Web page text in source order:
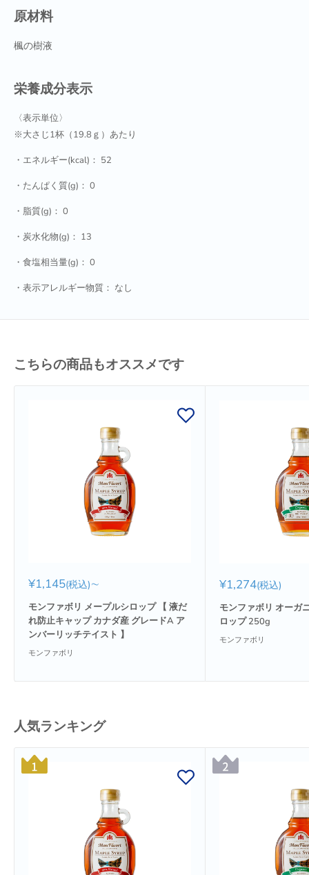
原材料
楓の樹液
栄養成分表示
〈表示単位〉
※大さじ1杯（19.8ｇ）あたり
・エネルギー(kcal)： 52
・たんぱく質(g)： 0
・脂質(g)： 0
・炭水化物(g)： 13
・食塩相当量(g)： 0
・表示アレルギー物質： なし
こちらの商品もオススメです
販
価
格
¥1,145(税込)∼
モンファボリ メープルシロップ 【 液だ
れ防止キャップ カナダ産 グレードA ア
ンバーリッチテイスト 】
モンファボリ
販
価
格
¥1,274(税込)
モンファボリ オーガ
ロップ 250g
モンファボリ
人気ランキング